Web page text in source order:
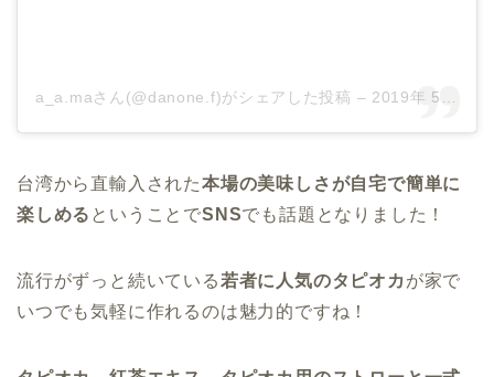
a_a.maさん(@danone.f)がシェアした投稿 – 2019年 5月月26日午後10時14分PDT
台湾から直輸入された本場の美味しさが自宅で簡単に
楽しめる ということでSNSでも話題となりました！
流行がずっと続いている若者に人気のタピオカ が家で
いつでも気軽に作れるのは魅力的ですね！